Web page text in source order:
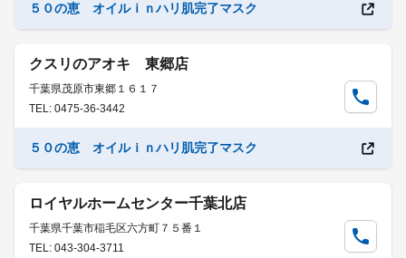
５０の恵 オイルｉｎハリ肌完了マスク
クスリのアオキ 東郷店
千葉県茂原市東郷１６１７
TEL: 0475-36-3442
５０の恵 オイルｉｎハリ肌完了マスク
ロイヤルホームセンター千葉北店
千葉県千葉市稲毛区六方町７５番１
TEL: 043-304-3711